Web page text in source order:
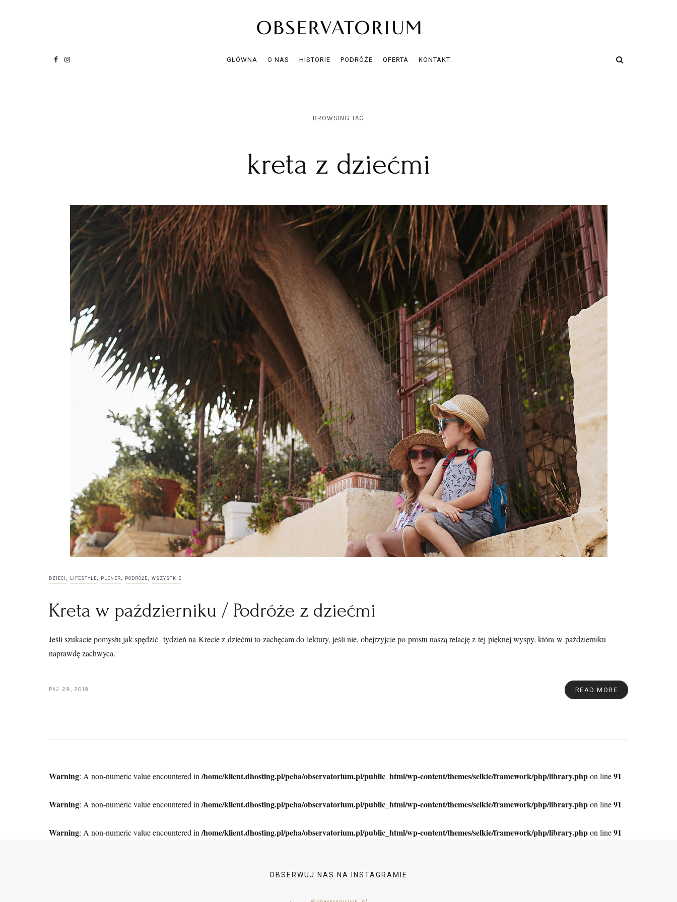
GŁÓWNA O NAS HISTORIE PODRÓŻE OFERTA KONTAKT
BROWSING TAG
kreta z dziećmi
DZIECI , LIFESTYLE , PLENER , PODRÓŻE , WSZYSTKIE
Kreta w październiku / Podróże z dziećmi
Jeśli szukacie pomysłu jak spędzić tydzień na Krecie z dziećmi to zachęcam do lektury, jeśli nie, obejrzyjcie po prostu naszą relację z tej pięknej wyspy, która w październiku
naprawdę zachwyca.
PAŹ 28, 2018 READ MORE
Warning: A non-numeric value encountered in /home/klient.dhosting.pl/peha/observatorium.pl/public_html/wp-content/themes/selkie/framework/php/library.phpon line91
Warning: A non-numeric value encountered in /home/klient.dhosting.pl/peha/observatorium.pl/public_html/wp-content/themes/selkie/framework/php/library.phpon line91
Warning: A non-numeric value encountered in /home/klient.dhosting.pl/peha/observatorium.pl/public_html/wp-content/themes/selkie/framework/php/library.phpon line91
OBSERWUJ NAS NA INSTAGRAMIE